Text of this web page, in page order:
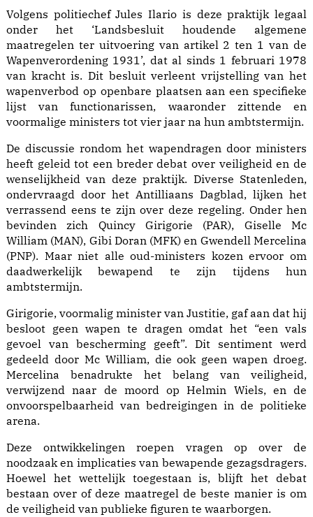
Volgens politiechef Jules Ilario is deze praktijk legaal
onder het ‘Landsbesluit houdende algemene
maatregelen ter uitvoering van artikel 2 ten 1 van de
Wapenverordening 1931’, dat al sinds 1 februari 1978
van kracht is. Dit besluit verleent vrijstelling van het
wapenverbod op openbare plaatsen aan een specifieke
lijst van functionarissen, waaronder zittende en
voormalige ministers tot vier jaar na hun ambtstermijn.
De discussie rondom het wapendragen door ministers
heeft geleid tot een breder debat over veiligheid en de
wenselijkheid van deze praktijk. Diverse Statenleden,
ondervraagd door het Antilliaans Dagblad, lijken het
verrassend eens te zijn over deze regeling. Onder hen
bevinden zich Quincy Girigorie (PAR), Giselle Mc
William (MAN), Gibi Doran (MFK) en Gwendell Mercelina
(PNP). Maar niet alle oud-ministers kozen ervoor om
daadwerkelijk bewapend te zijn tijdens hun
ambtstermijn.
Girigorie, voormalig minister van Justitie, gaf aan dat hij
besloot geen wapen te dragen omdat het “een vals
gevoel van bescherming geeft”. Dit sentiment werd
gedeeld door Mc William, die ook geen wapen droeg.
Mercelina benadrukte het belang van veiligheid,
verwijzend naar de moord op Helmin Wiels, en de
onvoorspelbaarheid van bedreigingen in de politieke
arena.
Deze ontwikkelingen roepen vragen op over de
noodzaak en implicaties van bewapende gezagsdragers.
Hoewel het wettelijk toegestaan is, blijft het debat
bestaan over of deze maatregel de beste manier is om
de veiligheid van publieke figuren te waarborgen.